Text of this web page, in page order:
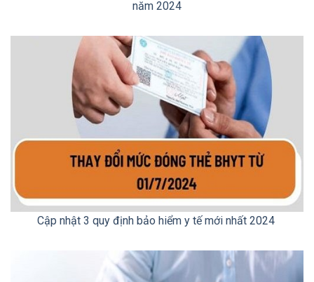
năm 2024
Cập nhật 3 quy định bảo hiểm y tế mới nhất 2024